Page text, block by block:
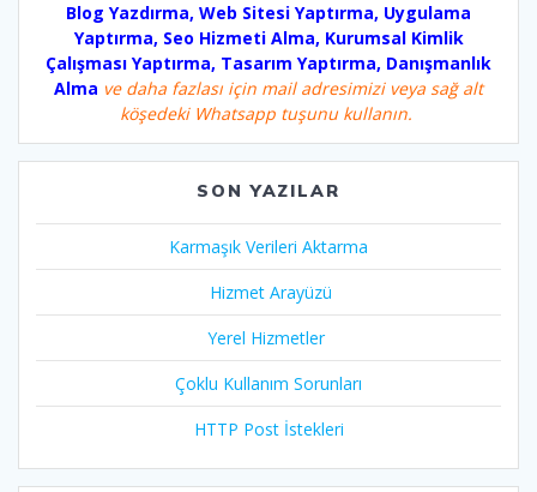
Blog Yazdırma, Web Sitesi Yaptırma, Uygulama
Yaptırma, Seo Hizmeti Alma, Kurumsal Kimlik
Çalışması Yaptırma, Tasarım Yaptırma, Danışmanlık
Alma ve daha fazlası için mail adresimizi veya sağ alt
köşedeki Whatsapp tuşunu kullanın.
SON YAZILAR
Karmaşık Verileri Aktarma
Hizmet Arayüzü
Yerel Hizmetler
Çoklu Kullanım Sorunları
HTTP Post İstekleri